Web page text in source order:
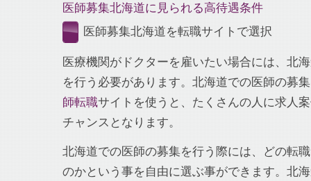
医師募集北海道に見られる高待遇条件
医師募集北海道を転職サイトで選択
医療機関がドクターを雇いたい場合には、北
を行う必要があります。北海道での医師の募
師転職サイトを使うと、たくさんの人に求人
チャンスとなります。
北海道での医師の募集を行う際には、どの転
のかという事を自由に選ぶ事ができます。北